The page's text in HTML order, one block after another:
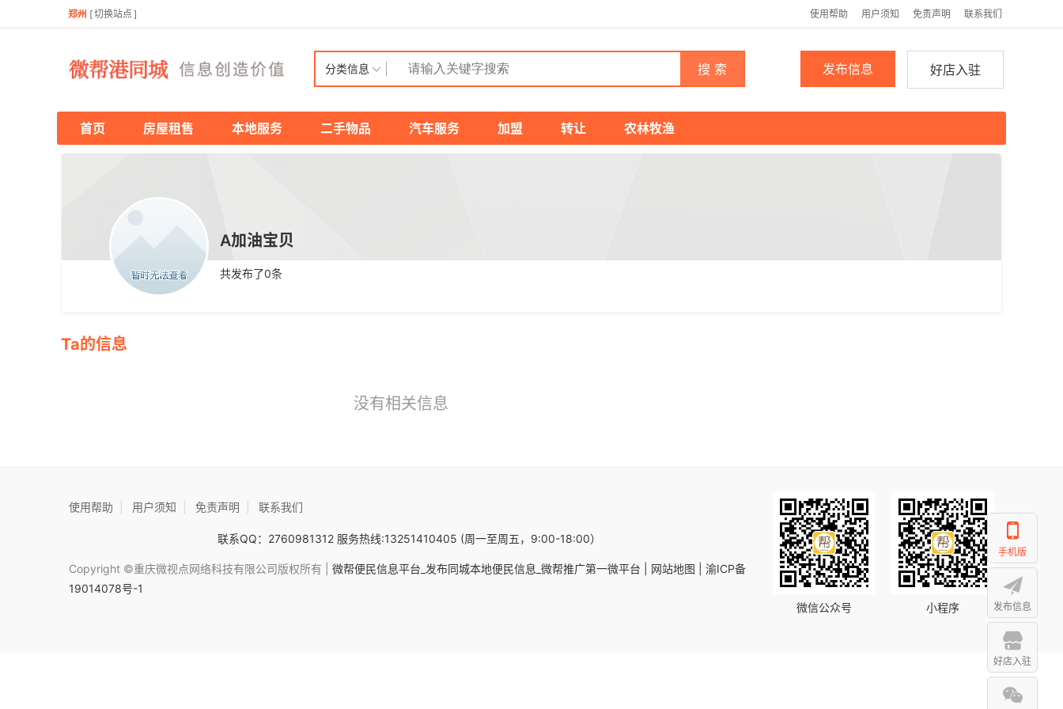
郑州 [切换站点 ] 使用帮助 用户须知 免责声明 联系我们
分类信息 搜 索 好店入驻
发布信息
首页 房屋租售 本地服务 二手物品 汽车服务 加盟 转让 农林牧渔
A加油宝贝
共发布了0条
Ta的信息
没有相关信息
使用帮助 用户须知 免责声明 联系我们
联系QQ：2760981312 服务热线:13251410405 (周一至周五，9:00-18:00）
Copyright ©重庆微视点网络科技有限公司版权所有 | 微帮便民信息平台_发布同城本地便民信息_微帮推广第一微平台 | 网站地图 |
渝ICP备
19014078号-1
小程序
微信公众号
手机版
发布信息
好店入驻